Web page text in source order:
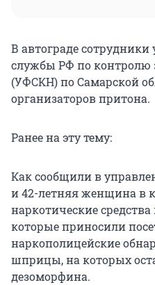
В автограде
службы РФ по контролю
(УФСКН) по Самарской
организаторов притона.
Ранее на эту тему:
Как сообщили в
и 42-летняя женщина в
наркотические
которые приносили
наркополицейские
шприцы, на которых
дезоморфина.